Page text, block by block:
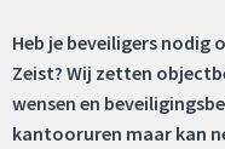
Heb je beveiligers nodig
Zeist? Wij zetten
wensen en
kantooruren maar kan